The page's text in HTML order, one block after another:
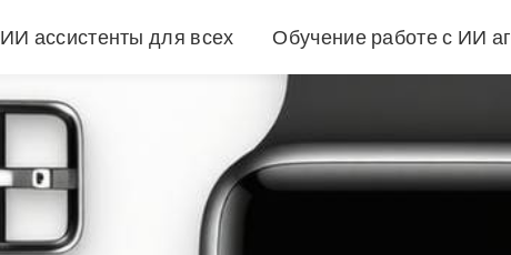
ИИ ассистенты для всех Обучение работе с ИИ